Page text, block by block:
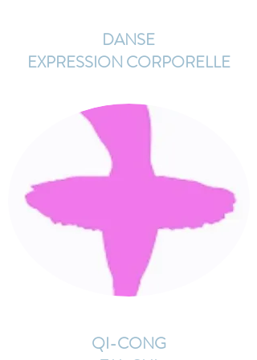
DANSE
EXPRESSION CORPORELLE
QI-CONG